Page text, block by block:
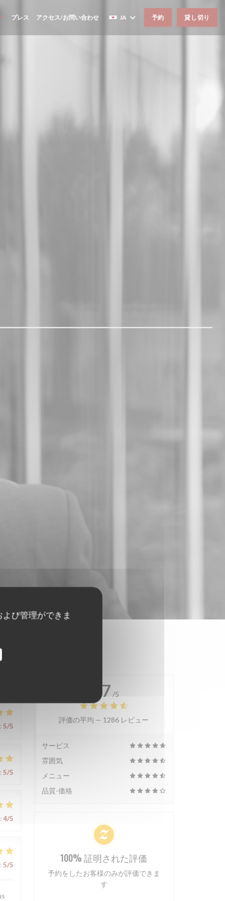
び管理ができま
プレス アクセス/お問い合わせ JA 予約 貸し切り
: 5/5
: 5/5
:4/5
: 5/5
4.7 /5
評価の平均 — 1286 レビュー
サービス
雰囲気
メニュー
品質-価格
100% 証明された評価
予約をしたお客様のみが評価できま
す